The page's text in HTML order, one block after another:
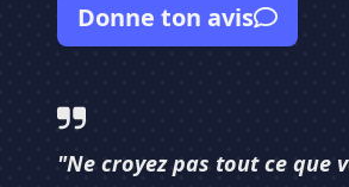
Donne ton avis
"Ne croyez pas tout ce que